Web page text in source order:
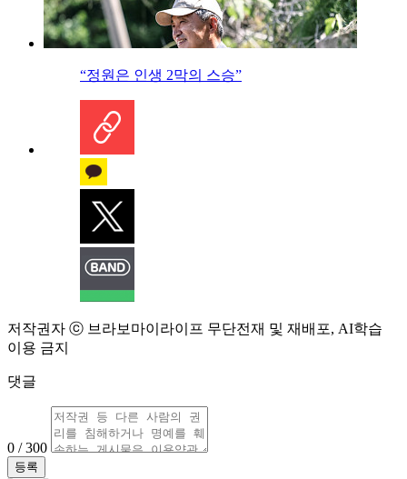
“정원은 인생 2막의 스승”
저작권자 ⓒ 브라보마이라이프 무단전재 및 재배포, AI학습
이용 금지
댓글
0 / 300